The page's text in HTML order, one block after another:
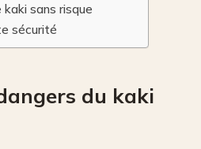
sans risque
sécurité
du kaki